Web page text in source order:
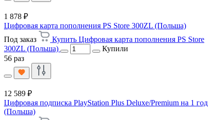
1 878 ₽
Цифровая карта пополнения PS Store 300ZL (Польша)
Под заказ
Купить Цифровая карта пополнения PS Store
300ZL (Польша)
Купили
56 раз
12 589 ₽
Цифровая подписка PlayStation Plus Deluxe/Premium на 1 год
(Польша)